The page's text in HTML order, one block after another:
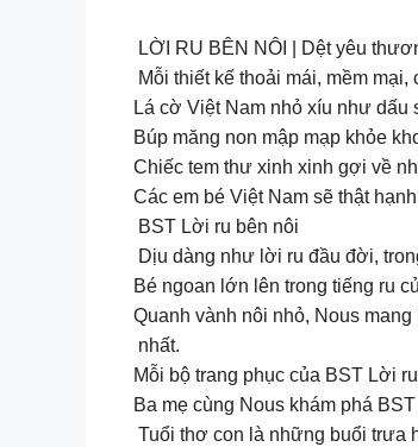
LỜI RU BÊN NÔI | Dệt yêu
Mỗi thiết kế thoải mái, mềm
Lá cờ Việt Nam nhỏ xíu như
Búp măng non mập mạp khỏe
Chiếc tem thư xinh xinh gợi về
Các em bé Việt Nam sẽ thật
️ BST Lời ru bên nôi
Dịu dàng như lời ru đầu đời,
Bé ngoan lớn lên trong tiếng ru
Quanh vành nôi nhỏ, Nous
nhất.
Mỗi bộ trang phục của BST Lời
Ba mẹ cùng Nous khám phá
Tuổi thơ con là những buổi trưa